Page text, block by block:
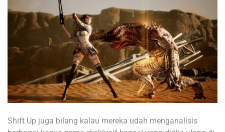
Shift Up juga bilang kalau mereka udah menganalisis